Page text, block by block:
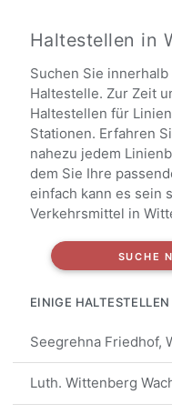
Haltestellen in
Suchen Sie
Haltestelle. Zur Zeit
Haltestellen für
Stationen. Erfahren
nahezu jedem
dem Sie Ihre
einfach kann es sein
Verkehrsmittel in
SUCHE
EINIGE
Seegrehna Friedhof,
Luth. Wittenberg